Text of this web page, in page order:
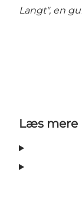
Langt", en
Læs mere